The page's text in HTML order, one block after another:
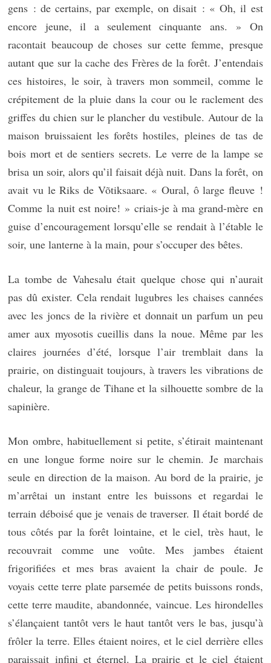
gens : de certains, par exemple, on disait : « Oh, il est
encore jeune, il a seulement cinquante ans. » On
racontait beaucoup de choses sur cette femme, presque
autant que sur la cache des Frères de la forêt. J’entendais
ces histoires, le soir, à travers mon sommeil, comme le
crépitement de la pluie dans la cour ou le raclement des
griffes du chien sur le plancher du vestibule. Autour de la
maison bruissaient les forêts hostiles, pleines de tas de
bois mort et de sentiers secrets. Le verre de la lampe se
brisa un soir, alors qu’il faisait déjà nuit. Dans la forêt, on
avait vu le Riks de Võtiksaare. « Oural, ô large fleuve !
Comme la nuit est noire! » criais-je à ma grand-mère en
guise d’encouragement lorsqu’elle se rendait à l’étable le
soir, une lanterne à la main, pour s’occuper des bêtes.
La tombe de Vahesalu était quelque chose qui n’aurait
pas dû exister. Cela rendait lugubres les chaises cannées
avec les joncs de la rivière et donnait un parfum un peu
amer aux myosotis cueillis dans la noue. Même par les
claires journées d’été, lorsque l’air tremblait dans la
prairie, on distinguait toujours, à travers les vibrations de
chaleur, la grange de Tihane et la silhouette sombre de la
sapinière.
Mon ombre, habituellement si petite, s’étirait maintenant
en une longue forme noire sur le chemin. Je marchais
seule en direction de la maison. Au bord de la prairie, je
m’arrêtai un instant entre les buissons et regardai le
terrain déboisé que je venais de traverser. Il était bordé de
tous côtés par la forêt lointaine, et le ciel, très haut, le
recouvrait comme une voûte. Mes jambes étaient
frigorifiées et mes bras avaient la chair de poule. Je
voyais cette terre plate parsemée de petits buissons ronds,
cette terre maudite, abandonnée, vaincue. Les hirondelles
s’élançaient tantôt vers le haut tantôt vers le bas, jusqu’à
frôler la terre. Elles étaient noires, et le ciel derrière elles
paraissait infini et éternel. La prairie et le ciel étaient